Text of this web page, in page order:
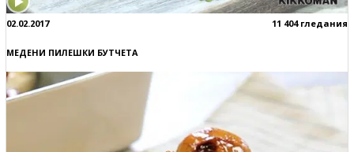
02.02.2017 11 404 гледания
МЕДЕНИ ПИЛЕШКИ БУТЧЕТА